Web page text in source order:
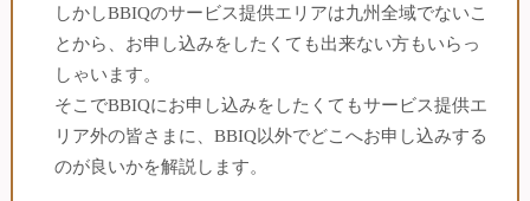
しかしBBIQのサービス提供エリアは九州全域でないこ
とから、お申し込みをしたくても出来ない方もいらっ
しゃいます。
そこでBBIQにお申し込みをしたくてもサービス提供エ
リア外の皆さまに、BBIQ以外でどこへお申し込みする
のが良いかを解説します。